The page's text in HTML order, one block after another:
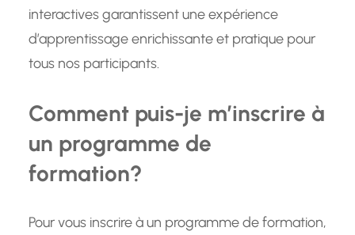
interactives garantissent une expérience
d’apprentissage enrichissante et pratique pour
tous nos participants.
Comment puis-je m’inscrire à
un programme de
formation?
Pour vous inscrire à un programme de formation,